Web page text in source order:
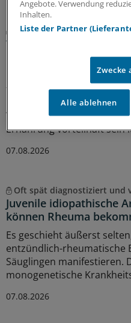
MEHR ZUM THEMA
Interview
Vegetarische und
mit Vorerkrankungen
Rein pflanzliche
funktionieren, jedoch
Ein Kinder- und
Veganismus nichts für
Ernährung vorteilhaft sein
07.08.2026
Oft spät diagnostiziert und
Juvenile idiopathische
können Rheuma
Es geschieht äußerst
entzündlich-rheumatische
Säuglingen manifestieren.
monogenetische
07.08.2026
Angebote. Verwendung
Inhalten.
Liste der Partner
Zwecke
Alle ablehnen